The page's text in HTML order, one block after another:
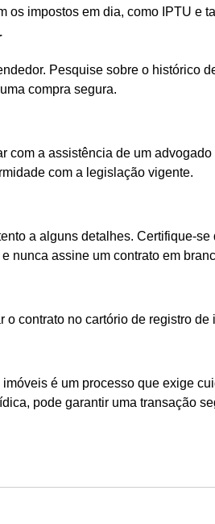
os impostos em dia, como IPTU e
Pesquise sobre o histórico
compra segura.
com a assistência de um
com a legislação vigente.
a alguns detalhes. Certifique-
nunca assine um contrato em
o contrato no cartório de registro
é um processo que exige
pode garantir uma transação